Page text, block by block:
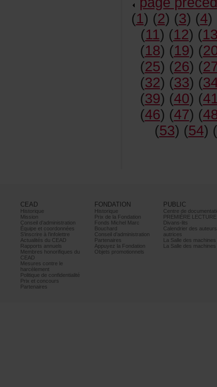
(1)(2)(3)(4
(11)(12)(
(18)(19)(
(25)(26)(
(32)(33)(
(39)(40)(
(46)(47)(
(53)(54)(
CEAD
Historique
Mission
Conseild’administration
Équipeetcoordonnées
S’inscrireàl’infolettre
ActualitésduCEAD
Rapportsannuels
Membreshonorifiquesdu
CEAD
Mesurescontrele
harcèlement
Politiquedeconfidentialité
Prixetconcours
Partenaires
FONDATION
Historique
PrixdelaFondation
FondsMichelMarc
Bouchard
Conseild’administration
Partenaires
AppuyezlaFondation
Objetspromotionnels
PUBLIC
PREMIÈRELECTURE
Divans-lits
autrices